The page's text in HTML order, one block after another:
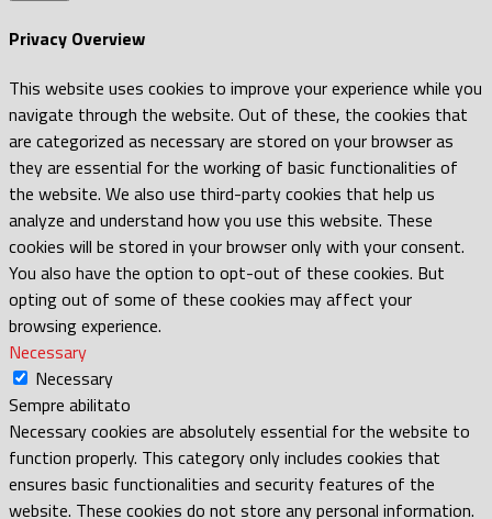
Privacy Overview
This website uses cookies to improve your experience while you
navigate through the website. Out of these, the cookies that
are categorized as necessary are stored on your browser as
they are essential for the working of basic functionalities of
the website. We also use third-party cookies that help us
analyze and understand how you use this website. These
cookies will be stored in your browser only with your consent.
You also have the option to opt-out of these cookies. But
opting out of some of these cookies may affect your
browsing experience.
Necessary
Necessary
Sempre abilitato
Necessary cookies are absolutely essential for the website to
function properly. This category only includes cookies that
ensures basic functionalities and security features of the
website. These cookies do not store any personal information.